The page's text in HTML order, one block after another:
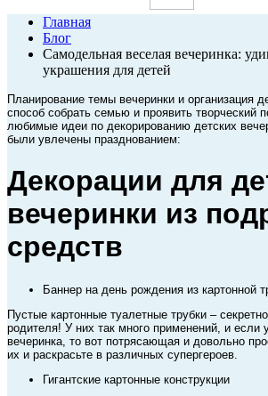
Главная
Блог
Самодельная веселая вечеринка:
украшения для детей
Планирование темы вечеринки и организация
способ собрать семью и проявить творческий
любимые идеи по декорированию детских
были увлечены празднованием:
Декорации для
вечеринки из
средств
Баннер на день рождения из картонной
Пустые картонные туалетные трубки –
родителя! У них так много применений, и если
вечеринка, то вот потрясающая и довольно
их и раскрасьте в различных супергероев.
Гигантские картонные конструкции